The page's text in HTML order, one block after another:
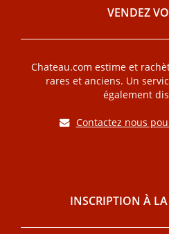
VENDEZ
Chateau.com estime et
rares et anciens. Un
également
Contactez nous
INSCRIPTION À